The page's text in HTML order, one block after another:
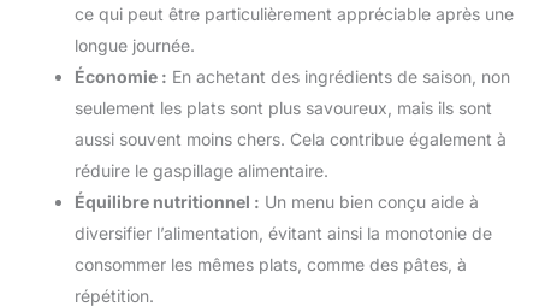
ce qui peut être particulièrement appréciable après une
longue journée.
Économie : En achetant des ingrédients de saison, non
seulement les plats sont plus savoureux, mais ils sont
aussi souvent moins chers. Cela contribue également à
réduire le gaspillage alimentaire.
Équilibre nutritionnel : Un menu bien conçu aide à
diversifier l’alimentation, évitant ainsi la monotonie de
consommer les mêmes plats, comme des pâtes, à
répétition.